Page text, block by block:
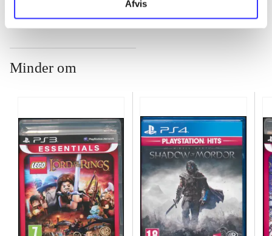
Afvis
Minder om